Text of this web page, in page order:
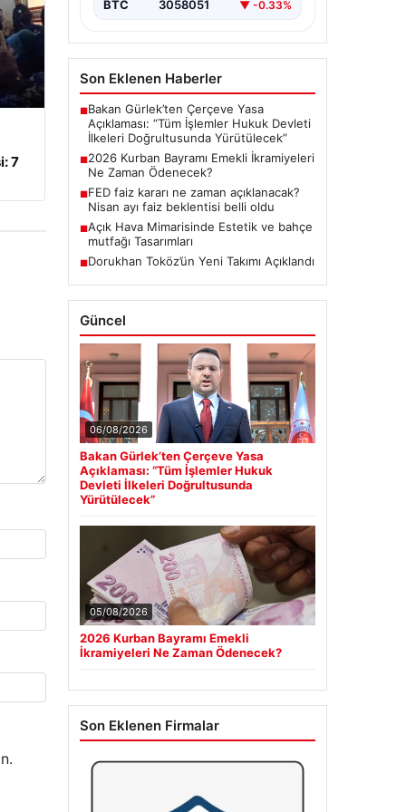
7
BTC 3058051 ▼ -0.33%
Son Eklenen Haberler
■Bakan Gürlek’ten Çerçeve Yasa
Açıklaması: “Tüm İşlemler Hukuk Devleti
İlkeleri Doğrultusunda Yürütülecek”
■2026 Kurban Bayramı Emekli İkramiyeleri
Ne Zaman Ödenecek?
■FED faiz kararı ne zaman açıklanacak?
Nisan ayı faiz beklentisi belli oldu
■Açık Hava Mimarisinde Estetik ve bahçe
mutfağı Tasarımları
■Dorukhan Toköz’ün Yeni Takımı Açıklandı
Güncel
06/08/2026
Bakan Gürlek’ten Çerçeve Yasa
Açıklaması: “Tüm İşlemler Hukuk
Devleti İlkeleri Doğrultusunda
Yürütülecek”
05/08/2026
2026 Kurban Bayramı Emekli
İkramiyeleri Ne Zaman Ödenecek?
Son Eklenen Firmalar